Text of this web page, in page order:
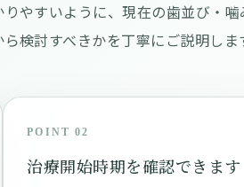
やすいように、現在の歯並び・
検討すべきかを丁寧にご説明しま
POINT 02
治療開始時期を確認できます